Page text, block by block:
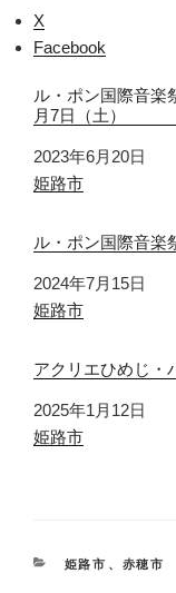
X
Facebook
ル・ポン国際音
月7日（土）
日付
2023年6月20日
関連理由
姫路市
ル・ポン国際音楽
日付
2024年7月15日
関連理由
姫路市
アクリエひめじ
日付
2025年1月12日
関連理由
姫路市
カ
姫路市 、 赤穂市